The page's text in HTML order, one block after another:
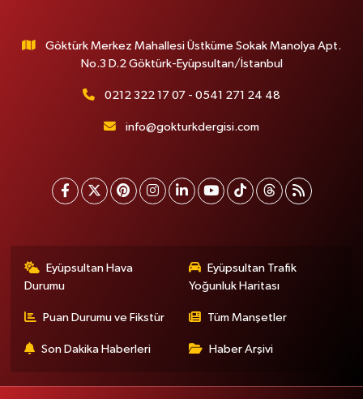
Göktürk Merkez Mahallesi Üstküme Sokak Manolya Apt.
No.3 D.2 Göktürk-Eyüpsultan/İstanbul
0212 322 17 07 - 0541 271 24 48
info@gokturkdergisi.com
Eyüpsultan Hava
Durumu
Eyüpsultan Trafik
Yoğunluk Haritası
Puan Durumu ve Fikstür Tüm Manşetler
Son Dakika Haberleri Haber Arşivi